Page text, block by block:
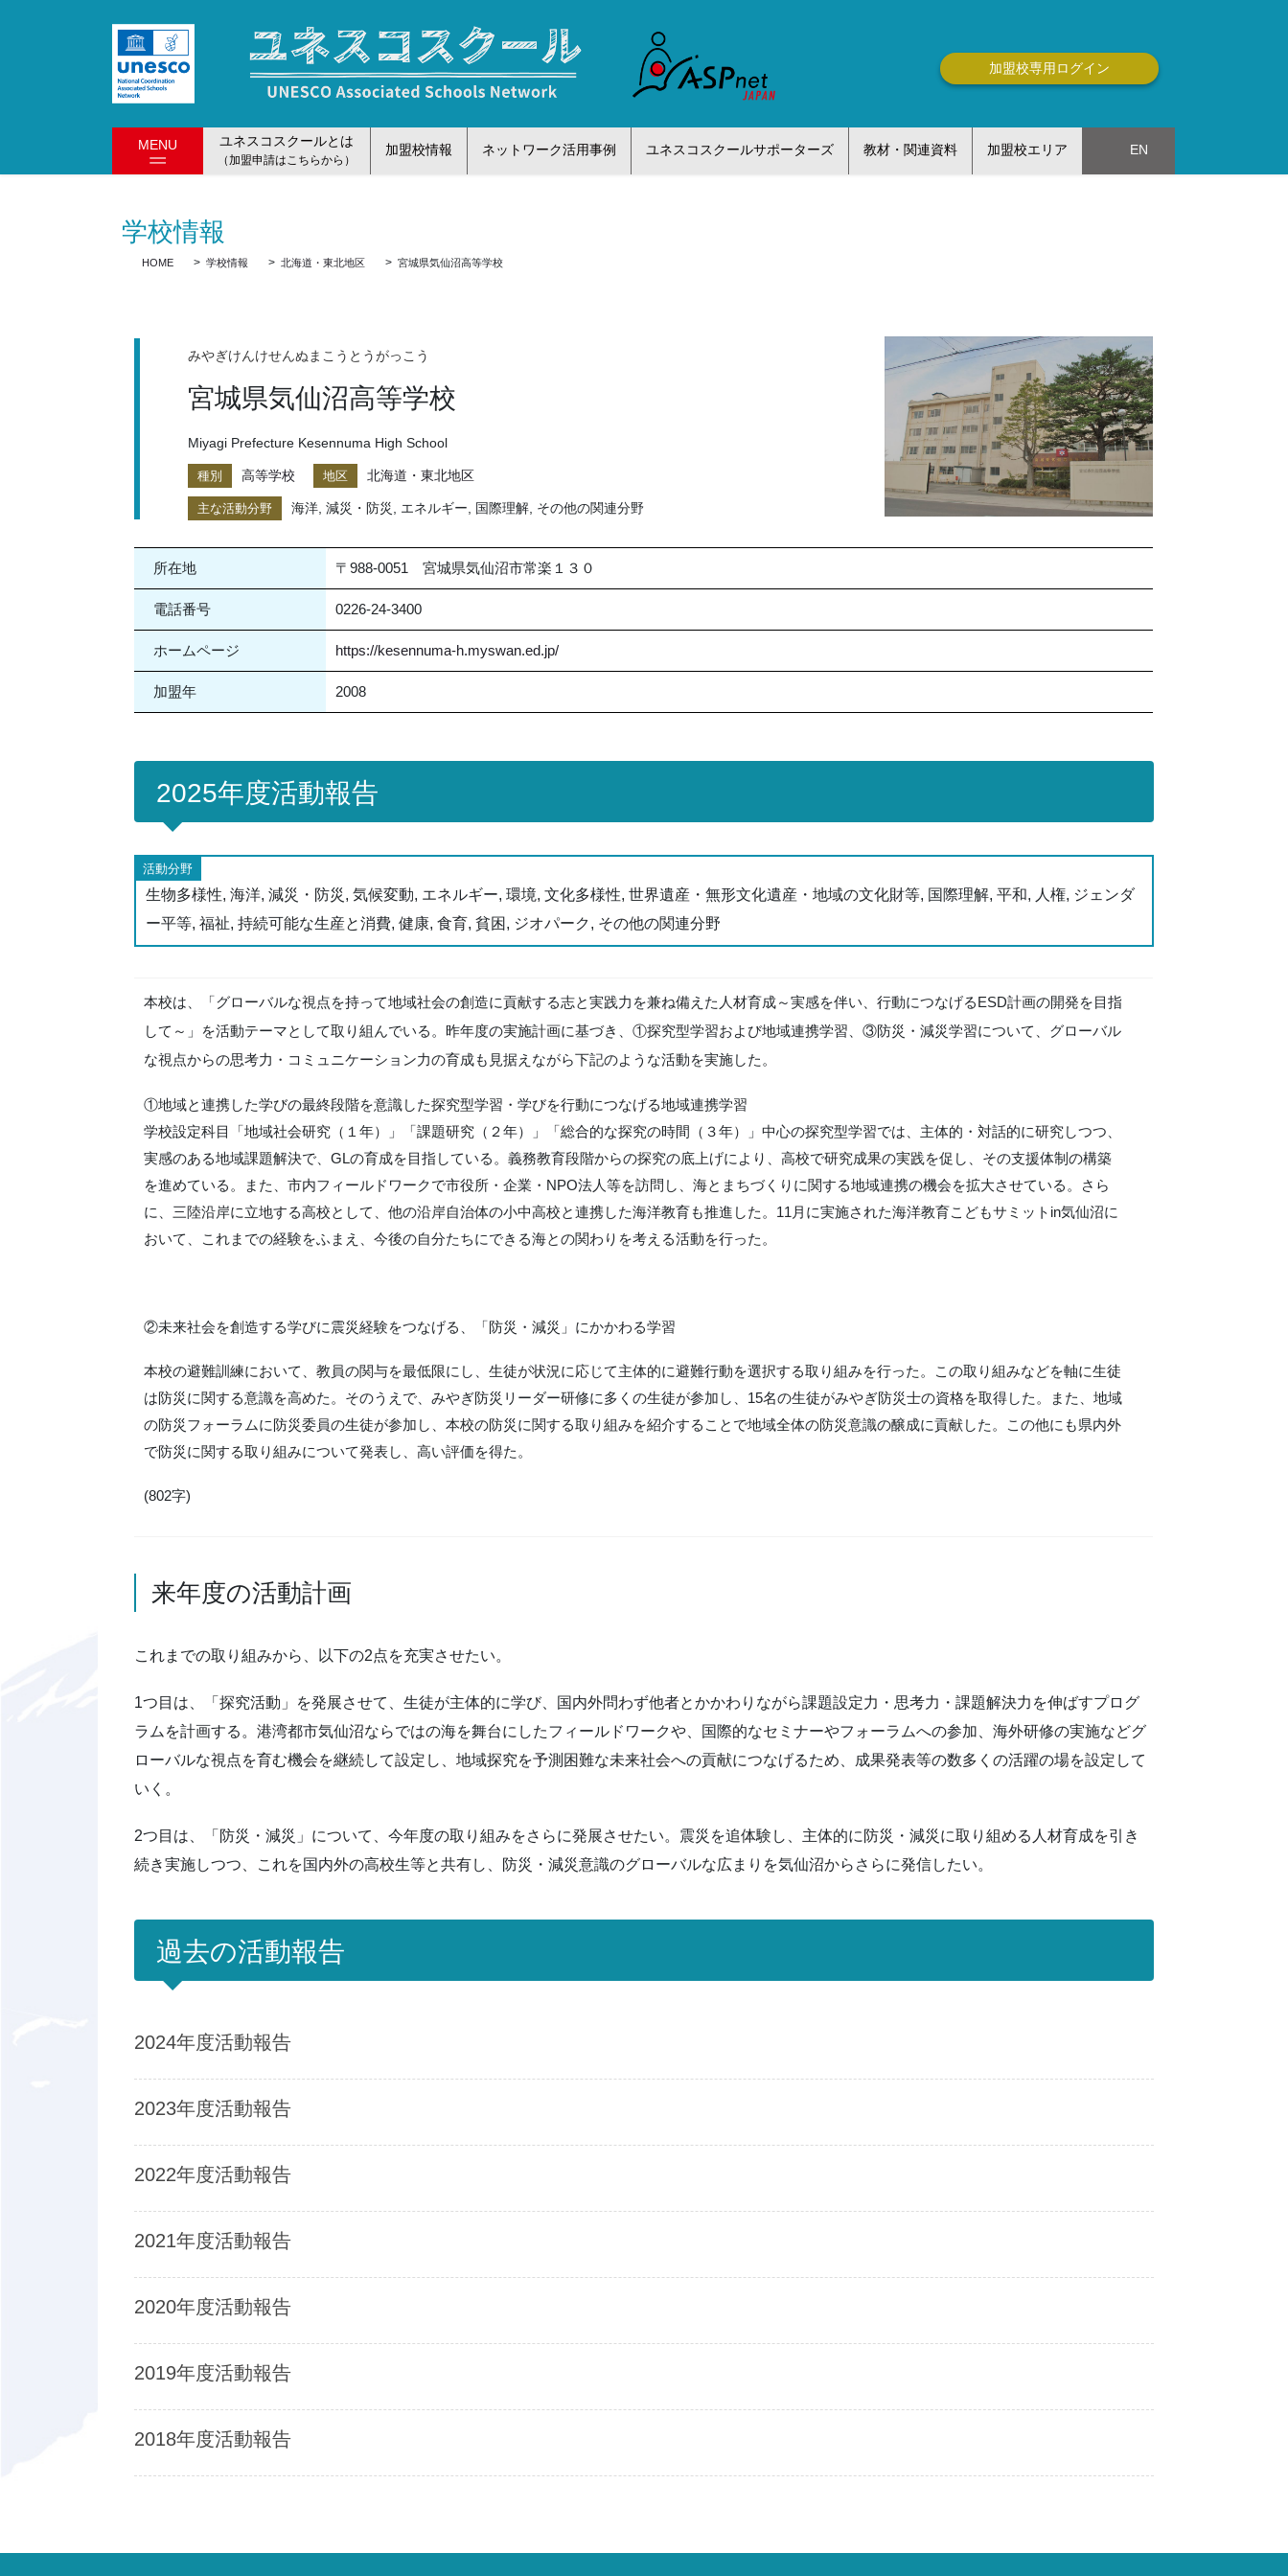
動
に
加盟校専用ログイン
MENU ユネスコスクールとは
（加盟申請はこちらから）
加盟校情報 ネットワーク活用事例 ユネスコスクールサポーターズ 教材・関連資料 加盟校エリア EN
学校情報
HOME 学校情報 北海道・東北地区 宮城県気仙沼高等学校
みやぎけんけせんぬまこうとうがっこう
宮城県気仙沼高等学校
Miyagi Prefecture Kesennuma High School
種別 高等学校 地区 北海道・東北地区
主な活動分野 海洋, 減災・防災, エネルギー, 国際理解, その他の関連分野
所在地 〒988-0051 宮城県気仙沼市常楽１３０
電話番号 0226-24-3400
ホームページ https://kesennuma-h.myswan.ed.jp/
加盟年 2008
2025年度活動報告
活動分野
生物多様性, 海洋, 減災・防災, 気候変動, エネルギー, 環境, 文化多様性, 世界遺産・無形文化遺産・地域の文化財等, 国際理解, 平和, 人権, ジェンダ
ー平等, 福祉, 持続可能な生産と消費, 健康, 食育, 貧困, ジオパーク, その他の関連分野
本校は、「グローバルな視点を持って地域社会の創造に貢献する志と実践力を兼ね備えた人材育成～実感を伴い、行動につなげるESD計画の開発を目指
して～」を活動テーマとして取り組んでいる。昨年度の実施計画に基づき、①探究型学習および地域連携学習、③防災・減災学習について、グローバル
な視点からの思考力・コミュニケーション力の育成も見据えながら下記のような活動を実施した。
①地域と連携した学びの最終段階を意識した探究型学習・学びを行動につなげる地域連携学習
学校設定科目「地域社会研究（１年）」「課題研究（２年）」「総合的な探究の時間（３年）」中心の探究型学習では、主体的・対話的に研究しつつ、
実感のある地域課題解決で、GLの育成を目指している。義務教育段階からの探究の底上げにより、高校で研究成果の実践を促し、その支援体制の構築
を進めている。また、市内フィールドワークで市役所・企業・NPO法人等を訪問し、海とまちづくりに関する地域連携の機会を拡大させている。さら
に、三陸沿岸に立地する高校として、他の沿岸自治体の小中高校と連携した海洋教育も推進した。11月に実施された海洋教育こどもサミットin気仙沼に
おいて、これまでの経験をふまえ、今後の自分たちにできる海との関わりを考える活動を行った。
②未来社会を創造する学びに震災経験をつなげる、「防災・減災」にかかわる学習
本校の避難訓練において、教員の関与を最低限にし、生徒が状況に応じて主体的に避難行動を選択する取り組みを行った。この取り組みなどを軸に生徒
は防災に関する意識を高めた。そのうえで、みやぎ防災リーダー研修に多くの生徒が参加し、15名の生徒がみやぎ防災士の資格を取得した。また、地域
の防災フォーラムに防災委員の生徒が参加し、本校の防災に関する取り組みを紹介することで地域全体の防災意識の醸成に貢献した。この他にも県内外
で防災に関する取り組みについて発表し、高い評価を得た。
(802字)
来年度の活動計画
これまでの取り組みから、以下の2点を充実させたい。
1つ目は、「探究活動」を発展させて、生徒が主体的に学び、国内外問わず他者とかかわりながら課題設定力・思考力・課題解決力を伸ばすプログ
ラムを計画する。港湾都市気仙沼ならではの海を舞台にしたフィールドワークや、国際的なセミナーやフォーラムへの参加、海外研修の実施などグ
ローバルな視点を育む機会を継続して設定し、地域探究を予測困難な未来社会への貢献につなげるため、成果発表等の数多くの活躍の場を設定して
いく。
2つ目は、「防災・減災」について、今年度の取り組みをさらに発展させたい。震災を追体験し、主体的に防災・減災に取り組める人材育成を引き
続き実施しつつ、これを国内外の高校生等と共有し、防災・減災意識のグローバルな広まりを気仙沼からさらに発信したい。
過去の活動報告
2024年度活動報告
2023年度活動報告
2022年度活動報告
2021年度活動報告
2020年度活動報告
2019年度活動報告
2018年度活動報告